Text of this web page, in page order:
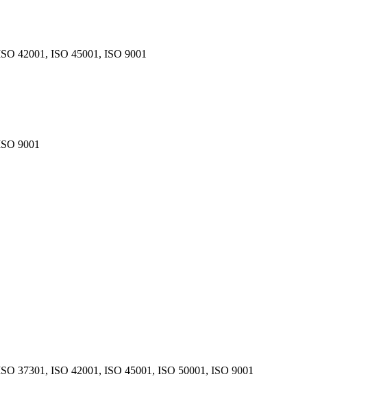
42001, ISO 45001, ISO 9001
9001
37301, ISO 42001, ISO 45001, ISO 50001, ISO 9001